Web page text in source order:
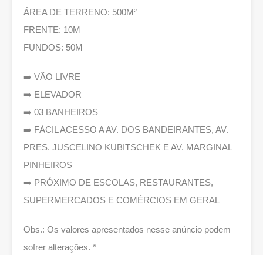
ÁREA DE TERRENO: 500M²
FRENTE: 10M
FUNDOS: 50M
➡️ VÃO LIVRE
➡️ ELEVADOR
➡️ 03 BANHEIROS
➡️ FÁCIL ACESSO A AV. DOS BANDEIRANTES, AV.
PRES. JUSCELINO KUBITSCHEK E AV. MARGINAL
PINHEIROS
➡️ PRÓXIMO DE ESCOLAS, RESTAURANTES,
SUPERMERCADOS E COMÉRCIOS EM GERAL
Obs.: Os valores apresentados nesse anúncio podem
sofrer alterações. *